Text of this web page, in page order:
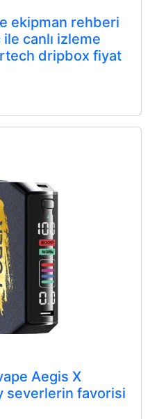
ekipman rehberi
canlı izleme
dripbox fiyat
Aegis X
severlerin favorisi